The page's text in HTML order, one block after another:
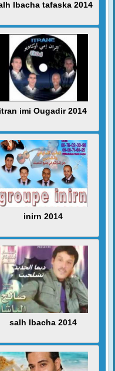
lbacha tafaska 2014
itran imi Ougadir 2014
inirn 2014
salh lbacha 2014